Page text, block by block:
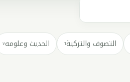
التصوف والتزكية٦ الحديث وعلومه٧